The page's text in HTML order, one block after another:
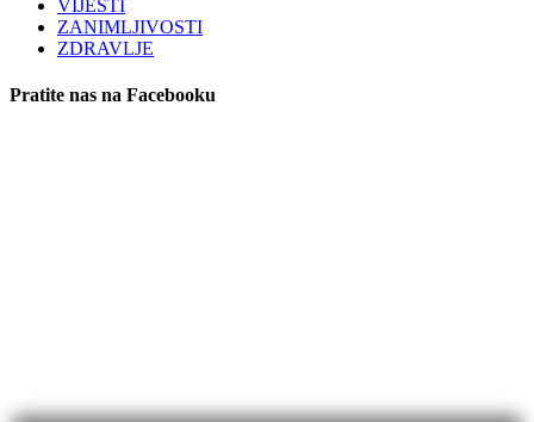
VIJESTI
ZANIMLJIVOSTI
ZDRAVLJE
Pratite nas na Facebooku